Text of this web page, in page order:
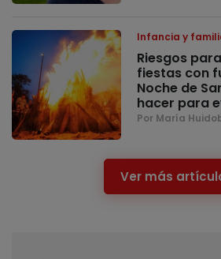
Infancia y
Riesgos
fiestas con
Noche de
hacer para
Por María
Ver más